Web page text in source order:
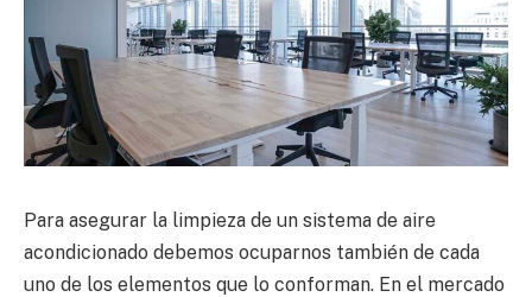
Para asegurar la limpieza de un sistema de aire
acondicionado debemos ocuparnos también de cada
uno de los elementos que lo conforman. En el mercado